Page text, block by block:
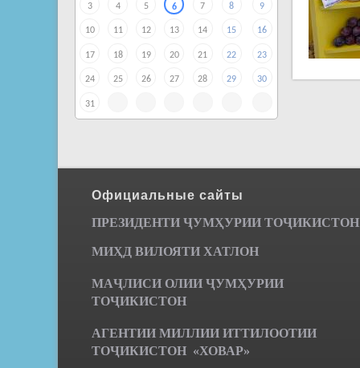
3 4 5 6 7 8 9
10 11 12 13 14 15 16
17 18 19 20 21 22 23
24 25 26 27 28 29 30
31
Официальные сайты
ПРЕЗИДЕНТИ ҶУМҲУРИИ ТОҶИКИСТОН
МИҲД ВИЛОЯТИ ХАТЛОН
МАҶЛИСИ ОЛИИ ҶУМҲУРИИ
ТОҶИКИСТОН
АГЕНТИИ МИЛЛИИ ИТТИЛООТИИ
ТОҶИКИСТОН «ХОВАР»